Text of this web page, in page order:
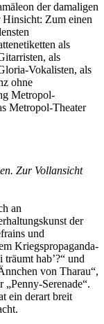
der damaligen
Hinsicht: Zum einen
als
als
Vokalisten, als
ohne
Metropol-
Metropol-Theater
Zur Vollansicht
an
der
und
Kriegspropaganda-
hab’?“ und
von Tharau“,
Serenade“.
ein derart breit